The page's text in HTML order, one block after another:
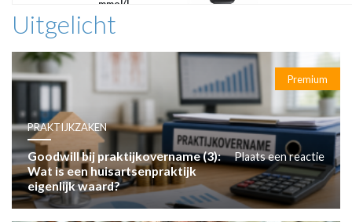
mmol/l
Uitgelicht
Premium
PRAKTIJKZAKEN
Goodwill bij praktijkovername (3):
Wat is een huisartsenpraktijk
eigenlijk waard?
Plaats een reactie